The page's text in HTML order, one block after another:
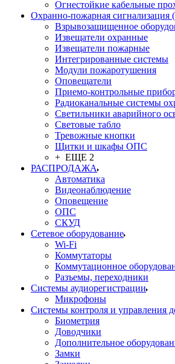
Огнестойкие кабельные
Охранно-пожарная
Взрывозащищенное
Извещатели охранные
Извещатели пожарные
Интегрированные системы
Модули пожаротушения
Оповещатели
Приемо-контрольные
Радиоканальные системы
Светильники аварийного
Световые табло
Тревожные кнопки
Щитки и шкафы ОПС
+ ЕЩЕ 2
РАСПРОДАЖА
Автоматика
Видеонаблюдение
Оповещение
ОПС
СКУД
Сетевое оборудование
Wi-Fi
Коммутаторы
Коммутационное
Разъемы, переходники
Системы аудиорегистрации
Микрофоны
Системы контроля и управления
Биометрия
Доводчики
Дополнительное
Замки